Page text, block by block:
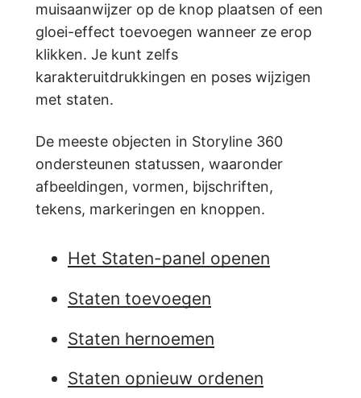
muisaanwijzer op de knop plaatsen of een
gloei-effect toevoegen wanneer ze erop
klikken. Je kunt zelfs
karakteruitdrukkingen en poses wijzigen
met staten.
De meeste objecten in Storyline 360
ondersteunen statussen, waaronder
afbeeldingen, vormen, bijschriften,
tekens, markeringen en knoppen.
Het Staten-panel openen
Staten toevoegen
Staten hernoemen
Staten opnieuw ordenen